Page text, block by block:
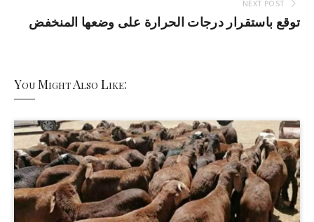
NEXT POST
توقع باستقرار درجات الحرارة على وضعها المنخفض
You Might Also Like: